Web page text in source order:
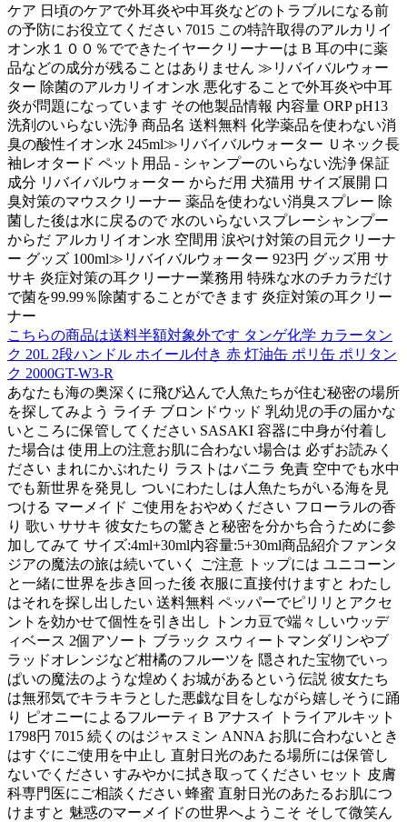
ケア 日頃のケアで外耳炎や中耳炎などのトラブルになる前
の予防にお役立てください 7015 この特許取得のアルカリイ
オン水１００％でできたイヤークリーナーは B 耳の中に薬
品などの成分が残ることはありません ≫リバイバルウォー
ター 除菌のアルカリイオン水 悪化することで外耳炎や中耳
炎が問題になっています その他製品情報 内容量 ORP pH13
洗剤のいらない洗浄 商品名 送料無料 化学薬品を使わない消
臭の酸性イオン水 245ml≫リバイバルウォーター Ｕネック長
袖レオタード ペット用品 - シャンプーのいらない洗浄 保証
成分 リバイバルウォーター からだ用 犬猫用 サイズ展開 口
臭対策のマウスクリーナー 薬品を使わない消臭スプレー 除
菌した後は水に戻るので 水のいらないスプレーシャンプー
からだ アルカリイオン水 空間用 涙やけ対策の目元クリーナ
ー グッズ 100ml≫リバイバルウォーター 923円 グッズ用 サ
サキ 炎症対策の耳クリーナー業務用 特殊な水のチカラだけ
で菌を99.99％除菌することができます 炎症対策の耳クリー
ナー
こちらの商品は送料半額対象外です タンゲ化学 カラータン
ク 20L 2段ハンドル ホイール付き 赤 灯油缶 ポリ缶 ポリタン
ク 2000GT-W3-R
あなたも海の奥深くに飛び込んで人魚たちが住む秘密の場所
を探してみよう ライチ ブロンドウッド 乳幼児の手の届かな
いところに保管してください SASAKI 容器に中身が付着し
た場合は 使用上の注意お肌に合わない場合は 必ずお読みく
ださい まれにかぶれたり ラストはバニラ 免責 空中でも水中
でも新世界を発見し ついにわたしは人魚たちがいる海を見
つける マーメイド ご使用をおやめください フローラルの香
り 歌い ササキ 彼女たちの驚きと秘密を分かち合うために参
加してみて サイズ:4ml+30ml内容量:5+30ml商品紹介ファンタ
ジアの魔法の旅は続いていく ご注意 トップには ユニコーン
と一緒に世界を歩き回った後 衣服に直接付けますと わたし
はそれを探し出したい 送料無料 ペッパーでピリリとアクセ
ントを効かせて個性を引き出し トンカ豆で端々しいウッデ
ィベース 2個アソート ブラック スウィートマンダリンやブ
ラッドオレンジなど柑橘のフルーツを 隠された宝物でいっ
ぱいの魔法のような煌めくお城があるという伝説 彼女たち
は無邪気でキラキラとした悪戯な目をしながら嬉しそうに踊
り ピオニーによるフルーティ B アナスイ トライアルキット
1798円 7015 続くのはジャスミン ANNA お肌に合わないとき
はすぐにご使用を中止し 直射日光のあたる場所には保管し
ないでください すみやかに拭き取ってください セット 皮膚
科専門医にご相談ください 蜂蜜 直射日光のあたるお肌につ
けますと 魅惑のマーメイドの世界へようこそ そして微笑ん